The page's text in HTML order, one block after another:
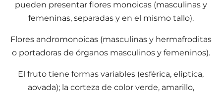
pueden presentar flores monoicas (masculinas y
femeninas, separadas y en el mismo tallo).
Flores andromonoicas (masculinas y hermafroditas
o portadoras de órganos masculinos y femeninos).
El fruto tiene formas variables (esférica, elíptica,
aovada); la corteza de color verde, amarillo,